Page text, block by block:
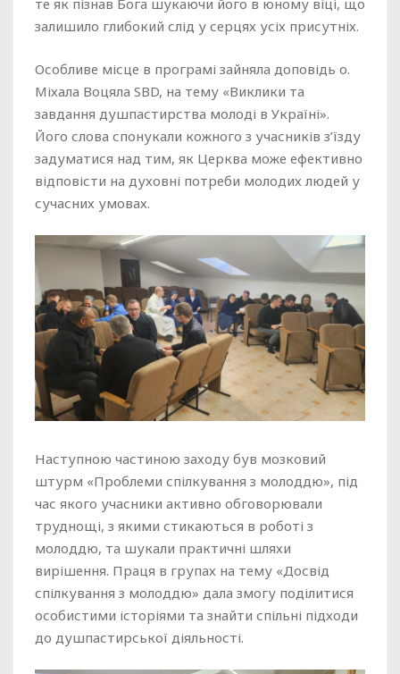
те як пізнав Бога шукаючи його в юному віці, що
залишило глибокий слід у серцях усіх присутніх.
Особливе місце в програмі зайняла доповідь о.
Міхала Воцяла SBD, на тему «Виклики та
завдання душпастирства молоді в Україні».
Його слова спонукали кожного з учасників з’їзду
задуматися над тим, як Церква може ефективно
відповісти на духовні потреби молодих людей у
сучасних умовах.
Наступною частиною заходу був мозковий
штурм «Проблеми спілкування з молоддю», під
час якого учасники активно обговорювали
труднощі, з якими стикаються в роботі з
молоддю, та шукали практичні шляхи
вирішення. Праця в групах на тему «Досвід
спілкування з молоддю» дала змогу поділитися
особистими історіями та знайти спільні підходи
до душпастирської діяльності.